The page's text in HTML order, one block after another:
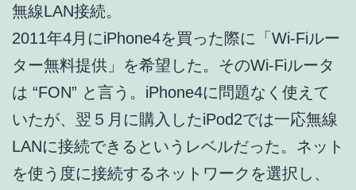
無線LAN接続。
2011年4月にiPhone4を買った際に「Wi-Fiルー
ター無料提供」を希望した。そのWi-Fiルータ
は “FON” と言う。iPhone4に問題なく使えて
いたが、翌５月に購入したiPod2では一応無線
LANに接続できるというレベルだった。ネット
を使う度に接続するネットワークを選択し、